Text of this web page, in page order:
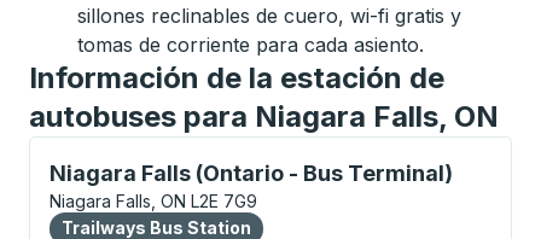
sillones reclinables de cuero, wi-fi gratis y
tomas de corriente para cada asiento.
Información de la estación de
autobuses para Niagara Falls, ON
Niagara Falls (Ontario - Bus Terminal)
Bus Station, utilice las teclas de flecha o la tecla
Niagara Falls, ON L2E 7G9
Bus Station
Trailways Bus Station